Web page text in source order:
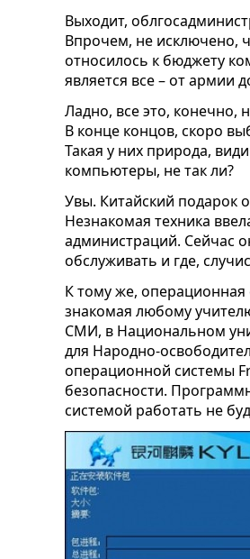
Выходит,
Впрочем, не исключено,
относилось к бюджету
является все – от армии
Ладно, все это, конечно,
В конце концов, скоро
Такая у них природа,
компьютеры, не так ли?
Увы. Китайский подарок
Незнакомая техника
администраций. Сейчас
обслуживать и где,
К тому же,
знакомая любому
СМИ, в Национальном
для Народно-
операционной системы
безопасности.
системой работать не